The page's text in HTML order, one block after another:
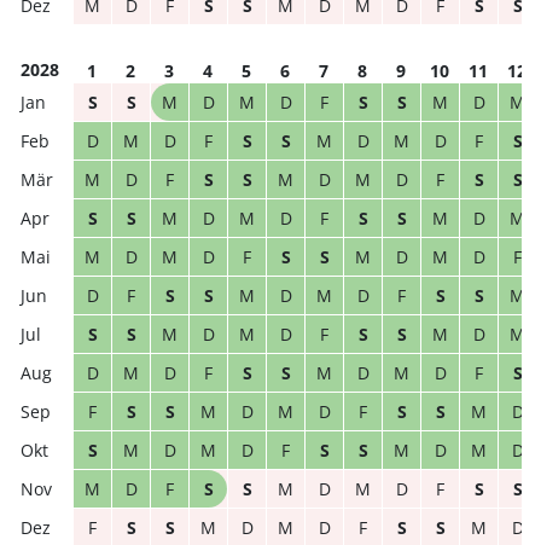
M D F S S M D M D F S S
2028 1 2 3 4 5 6 7 8 9 10 11
12
S
S M D M D F S S M D
M
D
M D F S S M D M D F
S
M
D F S S M D M D F S
S
S
S M D M D F S S M D
M
M
D M D F S S M D M D
F
D
F S S M D M D F S S
M
S
S M D M D F S S M D
M
D
M D F S S M D M D F
S
F
S S M D M D F S S M
D
S
M D M D F S S M D M
D
M
D F S S M D M D F S
S
F
S S M D M D F S S M D